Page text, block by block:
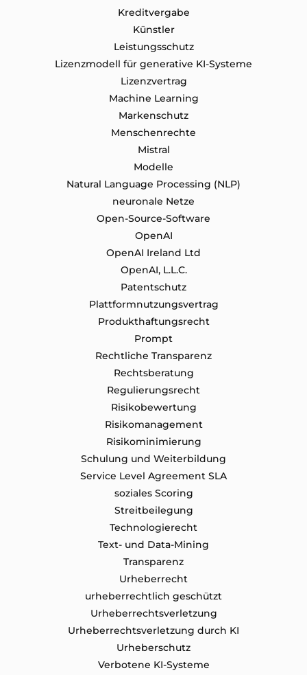
Kreditvergabe
Künstler
Leistungsschutz
Lizenzmodell für generative KI-Systeme
Lizenzvertrag
Machine Learning
Markenschutz
Menschenrechte
Mistral
Modelle
Natural Language Processing (NLP)
neuronale Netze
Open-Source-Software
OpenAI
OpenAI Ireland Ltd
OpenAI, L.L.C.
Patentschutz
Plattformnutzungsvertrag
Produkthaftungsrecht
Prompt
Rechtliche Transparenz
Rechtsberatung
Regulierungsrecht
Risikobewertung
Risikomanagement
Risikominimierung
Schulung und Weiterbildung
Service Level Agreement SLA
soziales Scoring
Streitbeilegung
Technologierecht
Text- und Data-Mining
Transparenz
Urheberrecht
urheberrechtlich geschützt
Urheberrechtsverletzung
Urheberrechtsverletzung durch KI
Urheberschutz
Verbotene KI-Systeme